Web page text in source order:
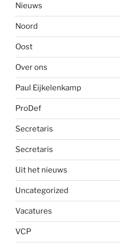
Nieuws
Noord
Oost
Over ons
Paul Eijkelenkamp
ProDef
Secretaris
Secretaris
Uit het nieuws
Uncategorized
Vacatures
VCP